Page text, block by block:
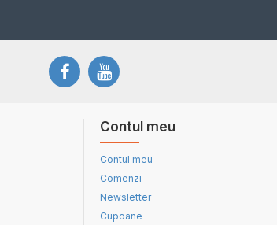
Contul meu
Contul meu
Comenzi
Newsletter
Cupoane